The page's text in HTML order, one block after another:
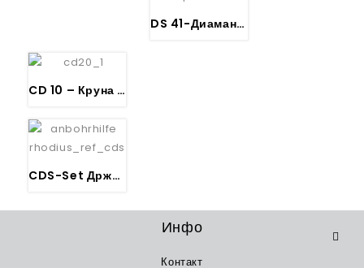
DS 41-Диамантски-Лончаст лончст брус за Бетон – RHODIUS
CD 10 – Круна за дозни – RHODIUS
CDS-Set Држач за круна и бургија за центрирање – RHODIUS
Инфо
Контакт